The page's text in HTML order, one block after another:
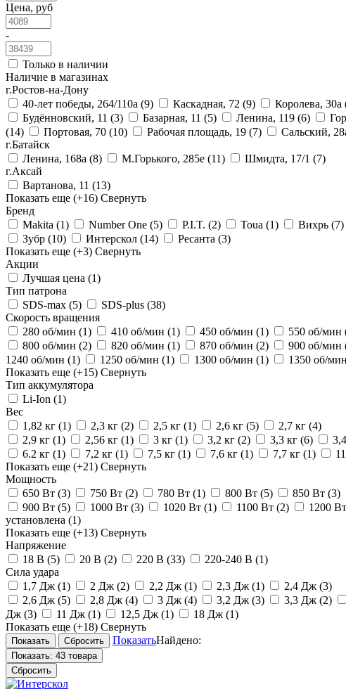
Цена, руб
-
Только в наличии
Наличие в магазинах
г.Ростов-на-Дону
40-лет победы, 264/110а (9) Каскадная, 72 (9) Королева, 30а
Будённовский, 11 (3) Базарная, 11 (5) Ленина, 119 (6)
(14)
Портовая, 70 (10) Рабочая площадь, 19 (7) Сальский,
г.Батайск
Ленина, 168а (8) М.Горького, 285е (11) Шмидта, 17/1 (7)
г.Аксай
Вартанова, 11 (13)
Показать еще (+16) Свернуть
Бренд
Makita (1) Number One (5) P.I.T. (2) Toua (1) Вихрь (7)
Зубр (10) Интерскол (14) Ресанта (3)
Показать еще (+3) Свернуть
Акции
Лучшая цена (1)
Тип патрона
SDS-max (5) SDS-plus (38)
Скорость вращения
280 об/мин (1) 410 об/мин (1) 450 об/мин (1) 550 об/мин
800 об/мин (2) 820 об/мин (1) 870 об/мин (2) 900 об/мин
1240 об/мин (1) 1250 об/мин (1) 1300 об/мин (1) 1350 об/мин
Показать еще (+15) Свернуть
Тип аккумулятора
Li-Ion (1)
Вес
1,82 кг (1) 2,3 кг (2) 2,5 кг (1) 2,6 кг (5) 2,7 кг (4)
2,9 кг (1) 2,56 кг (1) 3 кг (1) 3,2 кг (2) 3,3 кг (6)
6.2 кг (1) 7,2 кг (1) 7,5 кг (1) 7,6 кг (1) 7,7 кг (1)
Показать еще (+21) Свернуть
Мощность
650 Вт (3) 750 Вт (2) 780 Вт (1) 800 Вт (5) 850 Вт (3)
900 Вт (5) 1000 Вт (3) 1020 Вт (1) 1100 Вт (2) 1200 Вт
установлена (1)
Показать еще (+13) Свернуть
Напряжение
18 В (5) 20 В (2) 220 В (33) 220-240 В (1)
Сила удара
1,7 Дж (1) 2 Дж (2) 2,2 Дж (1) 2,3 Дж (1) 2,4 Дж (3)
2,6 Дж (5) 2,8 Дж (4) 3 Дж (4) 3,2 Дж (3) 3,3 Дж (2)
Дж (3) 11 Дж (1) 12,5 Дж (1) 18 Дж (1)
Показать еще (+18) Свернуть
ПоказатьНайдено:
Показать: 43 товара
Сбросить